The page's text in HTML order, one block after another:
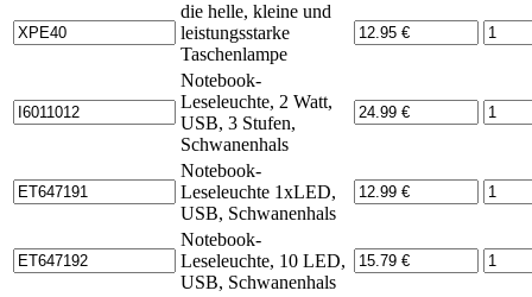
die helle, kleine und
leistungsstarke
Taschenlampe
Notebook-
Leseleuchte, 2 Watt,
USB, 3 Stufen,
Schwanenhals
Notebook-
Leseleuchte 1xLED,
USB, Schwanenhals
Notebook-
Leseleuchte, 10 LED,
USB, Schwanenhals